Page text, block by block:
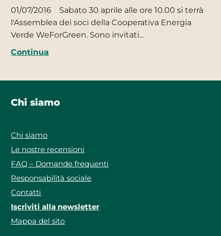
01/07/2016
Sabato 30 aprile alle ore 10.00 si terrà
l'Assemblea dei soci della Cooperativa Energia
Verde WeForGreen. Sono invitati…
Continua
Chi siamo
Chi siamo
Le nostre recensioni
FAQ – Domande frequenti
Responsabilità sociale
Contatti
Iscriviti alla newsletter
Mappa del sito